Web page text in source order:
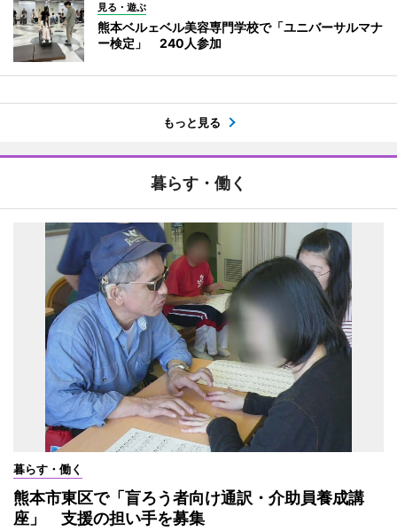
見る・遊ぶ
熊本ベルェベル美容専門学校で「ユニバーサルマナ
ー検定」 240人参加
もっと見る
暮らす・働く
暮らす・働く
熊本市東区で「盲ろう者向け通訳・介助員養成講
座」 支援の担い手を募集